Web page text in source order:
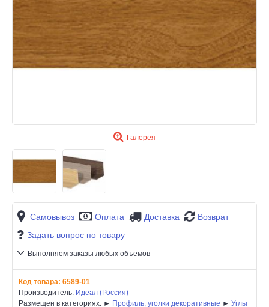
Галерея
Самовывоз Оплата Доставка
Возврат
Задать вопрос по товару
Выполняем заказы любых объемов
Код товара: 6589-01
Производитель: Идеал (Россия)
Размещен в категориях: ► Профиль, уголки декоративные ► Углы